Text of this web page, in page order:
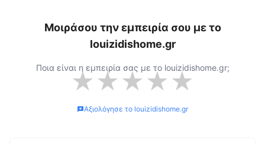
Μοιράσου την εμπειρία σου με το
louizidishome.gr
Ποια είναι η εμπειρία σας με το louizidishome.gr;
★★★★★
Αξιολόγησε το louizidishome.gr